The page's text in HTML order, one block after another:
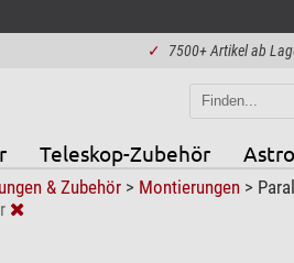
✓ 7500+ Artikel ab
Teleskop-Zubehör
& Zubehör > Montierungen >